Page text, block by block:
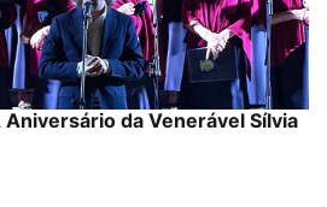
Aniversário da Venerável Sílvia